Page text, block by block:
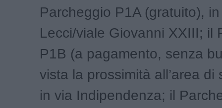
Parcheggio P1A (gratuito),
Lecci/viale Giovanni XXIII; il
P1B (a pagamento, senza
vista la prossimità all’area di
in via Indipendenza; il